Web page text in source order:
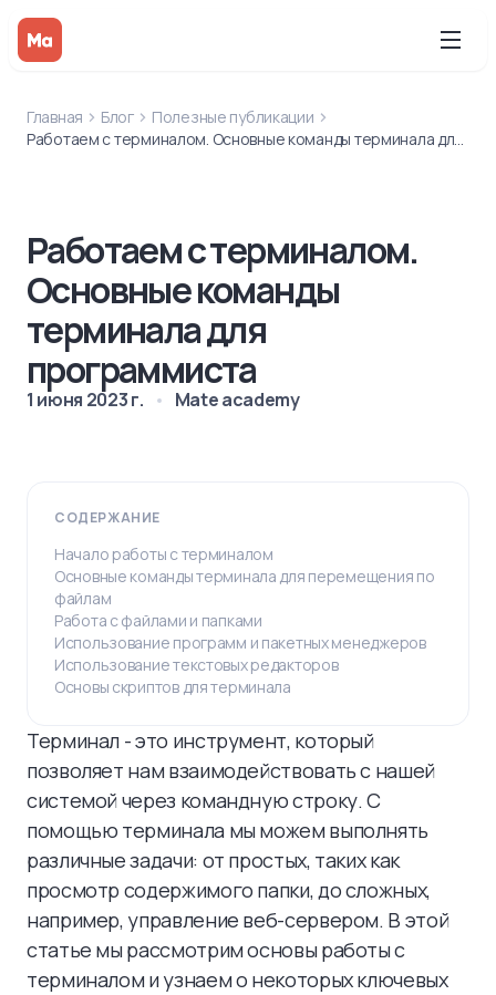
Главная Блог
Полезные публикации
Работаем с терминалом. Основные команды терминала для программиста
Работаем с терминалом.
Основные команды
терминала для
программиста
1 июня 2023 г. Mate academy
СОДЕРЖАНИЕ
Начало работы с терминалом
Основные команды терминала для перемещения по
файлам
Работа с файлами и папками
Использование программ и пакетных менеджеров
Использование текстовых редакторов
Основы скриптов для терминала
Терминал - это инструмент, который
позволяет нам взаимодействовать с нашей
системой через командную строку. С
помощью терминала мы можем выполнять
различные задачи: от простых, таких как
просмотр содержимого папки, до сложных,
например, управление веб-сервером. В этой
статье мы рассмотрим основы работы с
терминалом и узнаем о некоторых ключевых